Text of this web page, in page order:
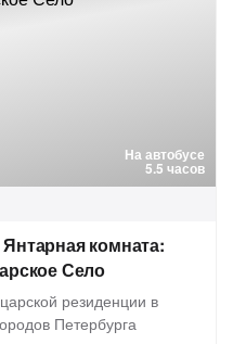
На автобусе
5.5 часов
комната:
Село
резиденции в
Петербурга